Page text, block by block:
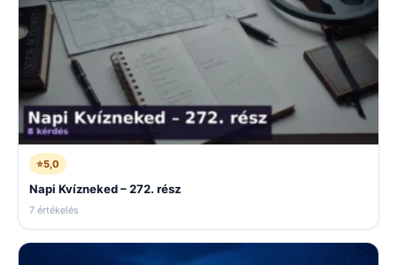
⭐5,0
Napi Kvízneked – 272. rész
7 értékelés